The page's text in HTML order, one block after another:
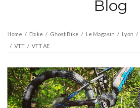
Blog
Home / Ebike / Ghost Bike / Le Magasin / Lyon /
/ VTT / VTT AE